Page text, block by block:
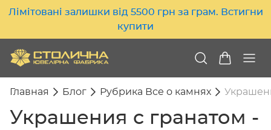
Лімітовані залишки від 5500 грн за грам. Встигни
купити
Главная Блог Рубрика Все о камнях
Украшения с гранатом -